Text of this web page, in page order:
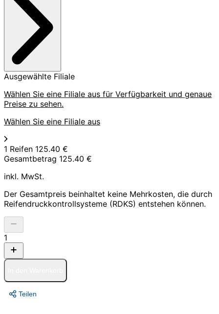
Ausgewählte Filiale
Wählen Sie eine Filiale aus für Verfügbarkeit und genaue
Preise zu sehen.
Wählen Sie eine Filiale aus
1 Reifen 125.40 €
Gesamtbetrag 125.40 €
inkl. MwSt.
Der Gesamtpreis beinhaltet keine Mehrkosten, die durch
Reifendruckkontrollsysteme (RDKS) entstehen können.
1
Teilen